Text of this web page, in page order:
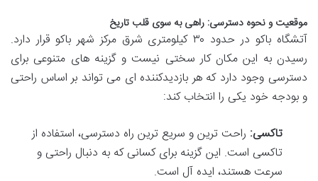
موقعیت و نحوه دسترسی: راهی به سوی قلب تاریخ
آتشگاه باکو در حدود ۳۰ کیلومتری شرق مرکز شهر باکو قرار دارد.
رسیدن به این مکان کار سختی نیست و گزینه های متنوعی برای
دسترسی وجود دارد که هر بازدیدکننده ای می تواند بر اساس راحتی
و بودجه خود یکی را انتخاب کند:
تاکسی: راحت ترین و سریع ترین راه دسترسی، استفاده از
تاکسی است. این گزینه برای کسانی که به دنبال راحتی و
سرعت هستند، ایده آل است.